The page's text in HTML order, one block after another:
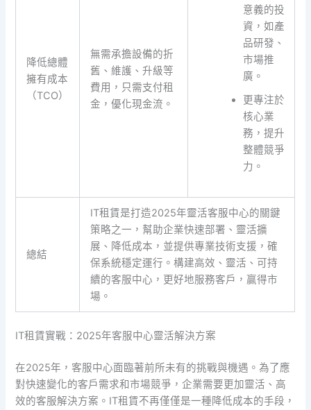
降低總體
擁有成本
（TCO）
無需承擔設備的折
舊、維護、升級等
費用，只需支付租
金，優化現金流。
意義的投
資，如產
品研發、
市場推
廣。
更專注於
核心業
務，提升
整體競爭
力。
總結
IT租賃是打造2025年靈活客服中心的關鍵
策略之一，幫助企業快速部署、靈活擴
展、降低成本，並提供專業技術支援，確
保系統穩定運行。構建高效、靈活、可持
續的客服中心，更好地服務客戶，贏得市
場。
IT租賃實戰：2025年客服中心靈活解決方案
在2025年，客服中心面臨著前所未有的挑戰與機遇。為了應
對快速變化的客戶需求和市場競爭，企業需要更加靈活、高
效的客服解決方案。IT租賃不再僅僅是一種降低成本的手段，